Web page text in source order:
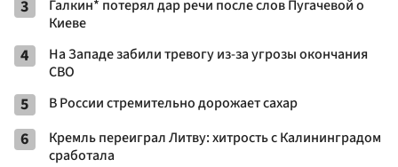
3
Галкин* потерял дар речи после слов Пугачевой о
Киеве
4
На Западе забили тревогу из-за угрозы окончания
СВО
5 В России стремительно дорожает сахар
6
Кремль переиграл Литву: хитрость с Калининградом
сработала